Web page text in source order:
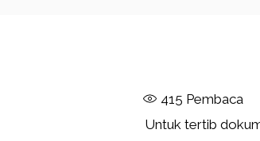
415 Pembaca
Untuk tertib